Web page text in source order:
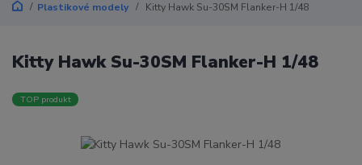
Plastikové modely Kitty Hawk Su-30SM Flanker-H 1/48
Kitty Hawk Su-30SM Flanker-H 1/48
TOP produkt